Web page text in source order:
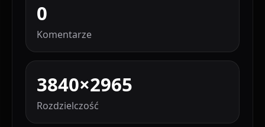
0
Komentarze
3840×2965
Rozdzielczość